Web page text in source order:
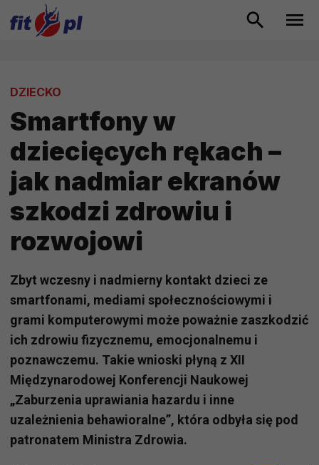
DZIECKO
Smartfony w
dziecięcych rękach –
jak nadmiar ekranów
szkodzi zdrowiu i
rozwojowi
Zbyt wczesny i nadmierny kontakt dzieci ze
smartfonami, mediami społecznościowymi i
grami komputerowymi może poważnie zaszkodzić
ich zdrowiu fizycznemu, emocjonalnemu i
poznawczemu. Takie wnioski płyną z XII
Międzynarodowej Konferencji Naukowej
„Zaburzenia uprawiania hazardu i inne
uzależnienia behawioralne”, która odbyła się pod
patronatem Ministra Zdrowia.